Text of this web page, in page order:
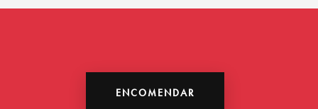
ENCOMENDAR